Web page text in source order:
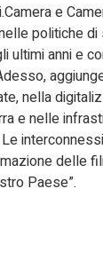
e
politiche
ultimi anni e
nella
e nelle
delle
Paese”.